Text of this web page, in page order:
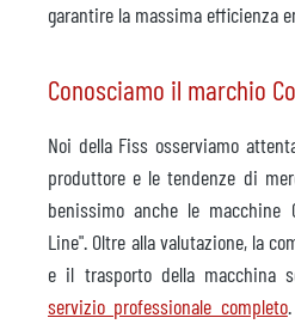
garantire la massima efficienza
Conosciamo il marchio
Noi della Fiss osserviamo
produttore e le tendenze di
benissimo anche le macchine
Line". Oltre alla valutazione, la
e il trasporto della macchina
servizio professionale completo